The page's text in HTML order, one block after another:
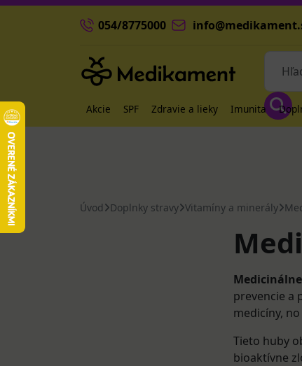
054/8775000
Akcie SPF Zdravie a lieky Imunita
Úvod Doplnky stravy Vitamíny a minerály
prevencie a
medicíny,
Tieto huby
bioaktívne